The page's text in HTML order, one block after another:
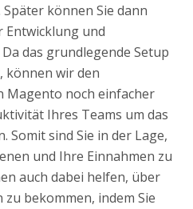
können Sie dann
Entwicklung und
das grundlegende Setup
können wir den
Magento noch einfacher
Ihres Teams um das
Somit sind Sie in der Lage,
und Ihre Einnahmen zu
auch dabei helfen, über
bekommen, indem Sie